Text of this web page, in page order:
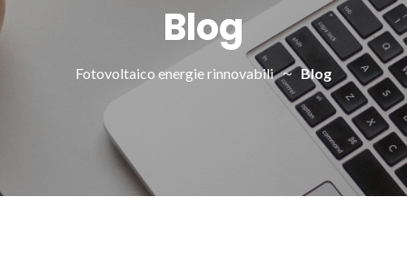
Blog
Fotovoltaico energie rinnovabili Blog